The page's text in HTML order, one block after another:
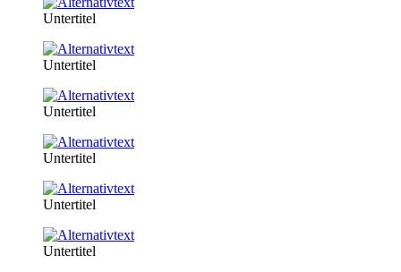
Untertitel
Untertitel
Untertitel
Untertitel
Untertitel
Untertitel